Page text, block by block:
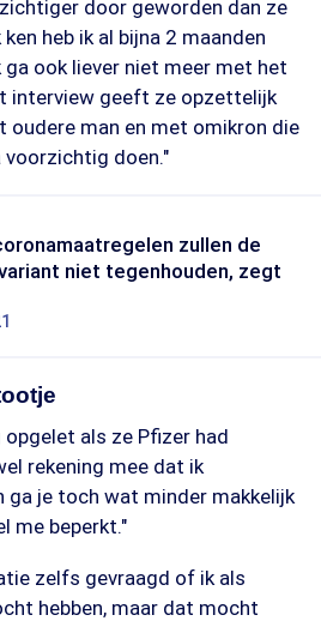
door geworden dan ze
heb ik al bijna 2 maanden
ook liever niet meer met het
interview geeft ze opzettelijk
oudere man en met omikron die
doen."
zullen de
niet tegenhouden, zegt
als ze Pfizer had
rekening mee dat ik
ga je toch wat minder makkelijk
me beperkt."
zelfs gevraagd of ik als
hebben, maar dat mocht